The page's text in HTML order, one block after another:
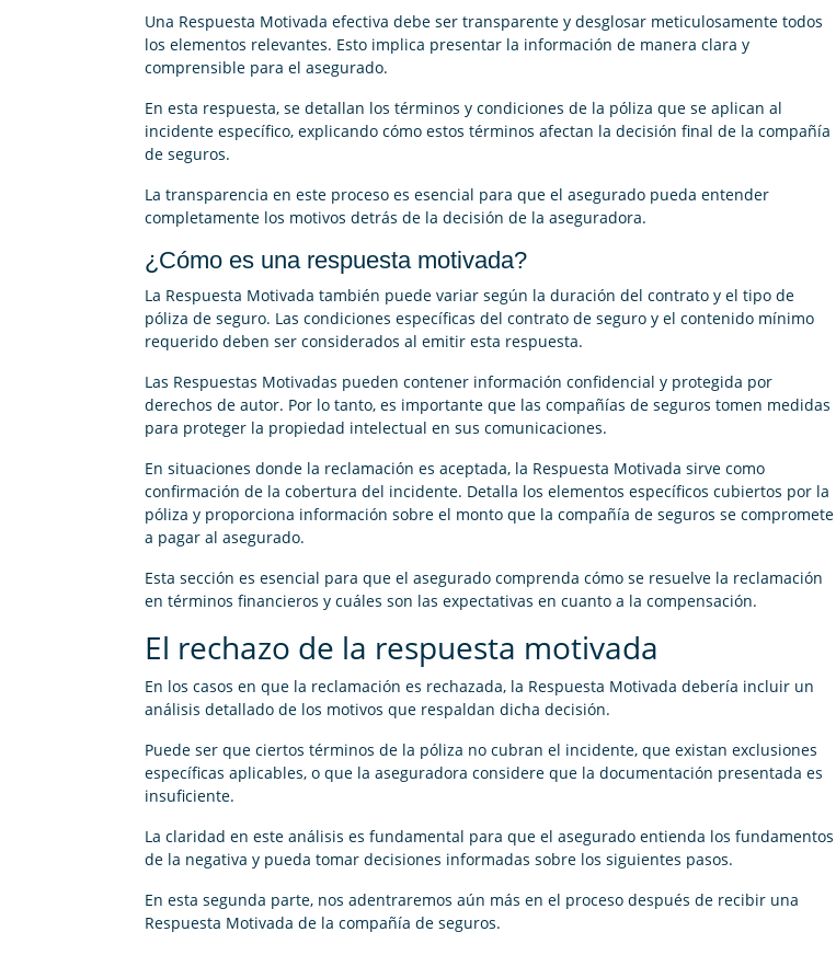
Una Respuesta Motivada efectiva debe ser transparente y desglosar meticulosamente todos
los elementos relevantes. Esto implica presentar la información de manera clara y
comprensible para el asegurado.
En esta respuesta, se detallan los términos y condiciones de la póliza que se aplican al
incidente específico, explicando cómo estos términos afectan la decisión final de la compañía
de seguros.
La transparencia en este proceso es esencial para que el asegurado pueda entender
completamente los motivos detrás de la decisión de la aseguradora.
¿Cómo es una respuesta motivada?
La Respuesta Motivada también puede variar según la duración del contrato y el tipo de
póliza de seguro. Las condiciones específicas del contrato de seguro y el contenido mínimo
requerido deben ser considerados al emitir esta respuesta.
Las Respuestas Motivadas pueden contener información confidencial y protegida por
derechos de autor. Por lo tanto, es importante que las compañías de seguros tomen medidas
para proteger la propiedad intelectual en sus comunicaciones.
En situaciones donde la reclamación es aceptada, la Respuesta Motivada sirve como
confirmación de la cobertura del incidente. Detalla los elementos específicos cubiertos por la
póliza y proporciona información sobre el monto que la compañía de seguros se compromete
a pagar al asegurado.
Esta sección es esencial para que el asegurado comprenda cómo se resuelve la reclamación
en términos financieros y cuáles son las expectativas en cuanto a la compensación.
El rechazo de la respuesta motivada
En los casos en que la reclamación es rechazada, la Respuesta Motivada debería incluir un
análisis detallado de los motivos que respaldan dicha decisión.
Puede ser que ciertos términos de la póliza no cubran el incidente, que existan exclusiones
específicas aplicables, o que la aseguradora considere que la documentación presentada es
insuficiente.
La claridad en este análisis es fundamental para que el asegurado entienda los fundamentos
de la negativa y pueda tomar decisiones informadas sobre los siguientes pasos.
En esta segunda parte, nos adentraremos aún más en el proceso después de recibir una
Respuesta Motivada de la compañía de seguros.